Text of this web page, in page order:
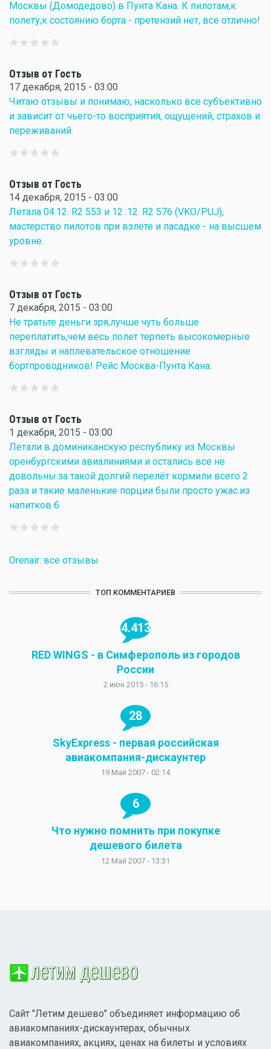
Москвы (Домодедово) в Пунта Кана. К пилотам,к
полету,к состоянию борта - претензий нет, все отлично!
Отзыв от Гость
17 декабря, 2015 - 03:00
Читаю отзывы и понимаю, насколько все субъективно
и зависит от чьего-то восприятия, ощущений, страхов и
переживаний.
Отзыв от Гость
14 декабря, 2015 - 03:00
Летала 04.12. R2 553 и 12 .12. R2 576 (VKO/PUJ),
мастерство пилотов при взлёте и пасадке - на высшем
уровне.
Отзыв от Гость
7 декабря, 2015 - 03:00
Не тратьте деньги зря,лучше чуть больше
переплатить,чем весь полет терпеть высокомерные
взгляды и наплевательское отношение
бортпроводников! Рейс Москва-Пунта Кана.
Отзыв от Гость
1 декабря, 2015 - 03:00
Летали в доминиканскую республику из Москвы
оренбургскими авиалиниями и остались все не
довольны.за такой долгий перелёт кормили всего 2
раза и такие маленькие порции были просто ужас.из
напитков б
Orenair: все отзывы
ТОП КОММЕНТАРИЕВ
4.413
RED WINGS - в Симферополь из городов
России
2 июн 2015 - 16:15
28
SkyExpress - первая российская
авиакомпания-дискаунтер
19 Май 2007 - 02:14
6
Что нужно помнить при покупке
дешевого билета
12 Май 2007 - 13:31
Сайт "Летим дешево" объединяет информацию об
авиакомпаниях-дискаунтерах, обычных
авиакомпаниях, акциях, ценах на билеты и условиях